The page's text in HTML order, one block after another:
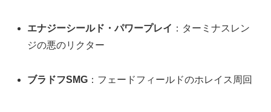
エナジーシールド・パワープレイ ：ターミナスレン
ジの悪のリクター
ブラドフSMG ：フェードフィールドのホレイス周回